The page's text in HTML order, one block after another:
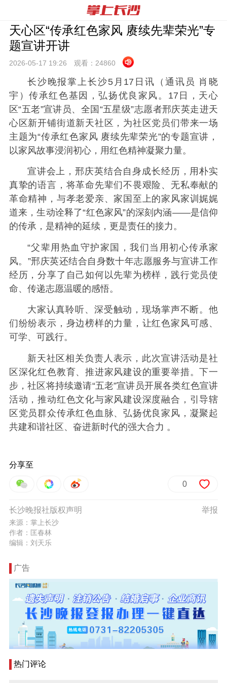
天心区“传承红色家风 赓续先辈荣光”专
题宣讲开讲
2026-05-17 19:26 观看： 24860
长沙晚报掌上长沙5月17日讯（通讯员 肖晓
宇）传承红色基因，弘扬优良家风。17日，天心
区“五老”宣讲员、全国“五星级”志愿者邢庆英走进天
心区新开铺街道新天社区，为社区党员们带来一场
主题为“传承红色家风 赓续先辈荣光”的专题宣讲，
以家风故事浸润初心，用红色精神凝聚力量。
宣讲会上，邢庆英结合自身成长经历，用朴实
真挚的语言，将革命先辈们不畏艰险、无私奉献的
革命精神，与孝老爱亲、家国至上的家风家训娓娓
道来，生动诠释了“红色家风”的深刻内涵——是信仰
的传承，是精神的延续，更是责任的接力。
“父辈用热血守护家国，我们当用初心传承家
风。”邢庆英还结合自身数十年志愿服务与宣讲工作
经历，分享了自己如何以先辈为榜样，践行党员使
命、传递志愿温暖的感悟。
大家认真聆听、深受触动，现场掌声不断。他
们纷纷表示，身边榜样的力量，让红色家风可感、
可学、可践行。
新天社区相关负责人表示，此次宣讲活动是社
区深化红色教育、推进家风建设的重要举措。下一
步，社区将持续邀请“五老”宣讲员开展各类红色宣讲
活动，推动红色文化与家风建设深度融合，引导辖
区党员群众传承红色血脉、弘扬优良家风，凝聚起
共建和谐社区、奋进新时代的强大合力 。
分享至
0
举报
长沙晚报社版权声明
来源：掌上长沙
作者：匡春林
编辑：刘天乐
广告
热门评论